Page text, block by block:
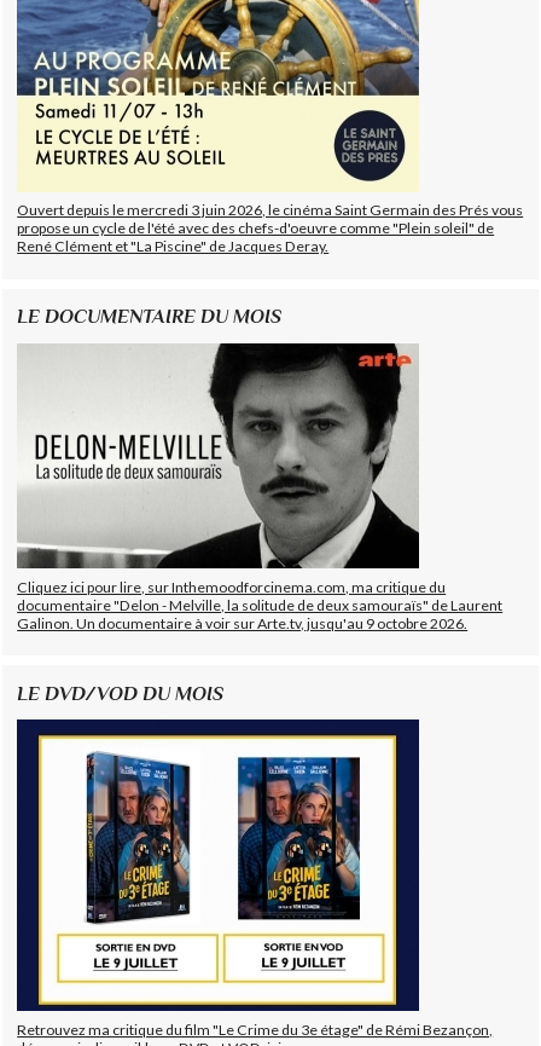
Ouvert depuis le mercredi 3 juin 2026, le cinéma Saint Germain des Prés vous
propose un cycle de l'été avec des chefs-d'oeuvre comme "Plein soleil" de
René Clément et "La Piscine" de Jacques Deray.
LE DOCUMENTAIRE DU MOIS
Cliquez ici pour lire, sur Inthemoodforcinema.com, ma critique du
documentaire "Delon - Melville, la solitude de deux samouraïs" de Laurent
Galinon. Un documentaire à voir sur Arte.tv, jusqu'au 9 octobre 2026.
LE DVD/VOD DU MOIS
Retrouvez ma critique du film "Le Crime du 3e étage" de Rémi Bezançon,